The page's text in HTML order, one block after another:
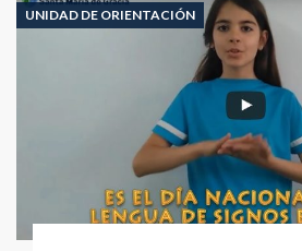
UNIDAD DE ORIENTACIÓN